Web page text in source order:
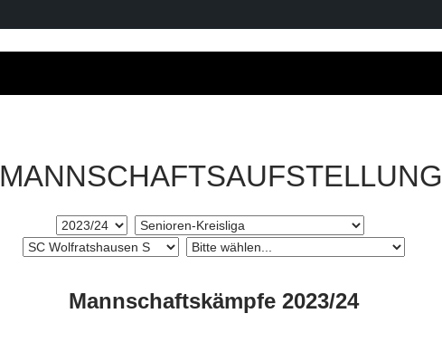
MANNSCHAFTSAUFSTELLUNG
Mannschaftskämpfe 2023/24